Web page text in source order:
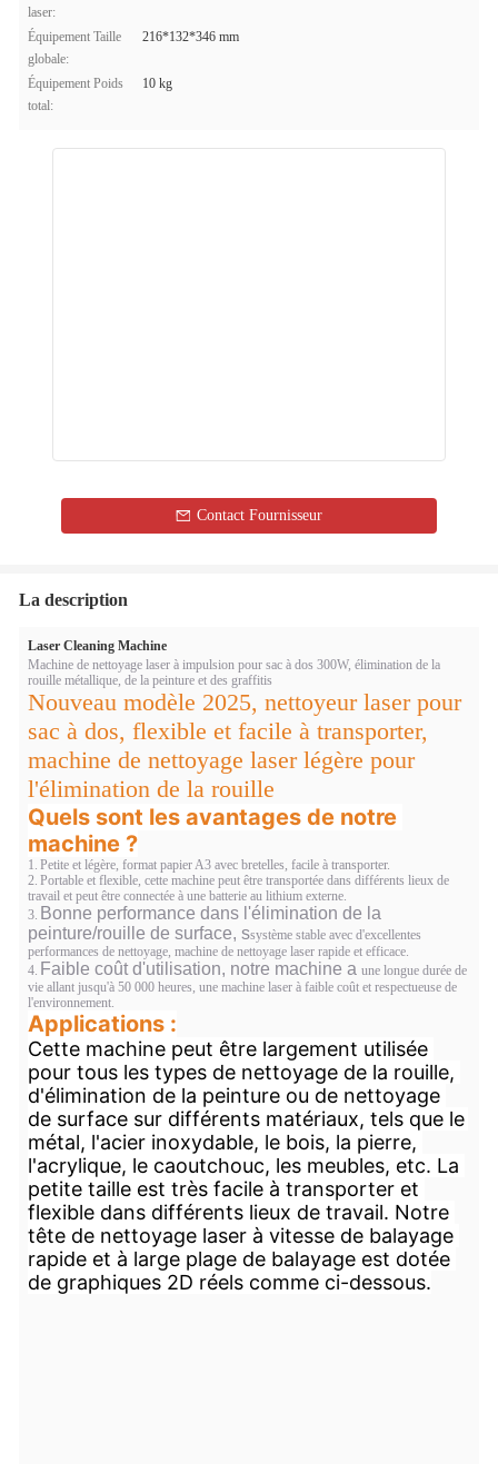
laser:
Équipement Taille
globale:
216*132*346 mm
Équipement Poids
total:
10 kg
Contact Fournisseur
La description
Laser Cleaning Machine
Machine de nettoyage laser à impulsion pour sac à dos 300W, élimination de la
rouille métallique, de la peinture et des graffitis
Nouveau modèle 2025, nettoyeur laser pour
sac à dos, flexible et facile à transporter,
machine de nettoyage laser légère pour
l'élimination de la rouille
Quels sont les avantages de notre
machine ?
1. Petite et légère, format papier A3 avec bretelles, facile à transporter.
2. Portable et flexible, cette machine peut être transportée dans différents lieux de
travail et peut être connectée à une batterie au lithium externe.
3. Bonne performance dans l'élimination de la
peinture/rouille de surface, ssystème stable avec d'excellentes
performances de nettoyage, machine de nettoyage laser rapide et efficace.
4. Faible coût d'utilisation, notre machine a une longue durée de
vie allant jusqu'à 50 000 heures, une machine laser à faible coût et respectueuse de
l'environnement.
Applications :
Cette machine peut être largement utilisée
pour tous les types de nettoyage de la rouille,
d'élimination de la peinture ou de nettoyage
de surface sur différents matériaux, tels que le
métal, l'acier inoxydable, le bois, la pierre,
l'acrylique, le caoutchouc, les meubles, etc. La
petite taille est très facile à transporter et
flexible dans différents lieux de travail. Notre
tête de nettoyage laser à vitesse de balayage
rapide et à large plage de balayage est dotée
de graphiques 2D réels comme ci-dessous.